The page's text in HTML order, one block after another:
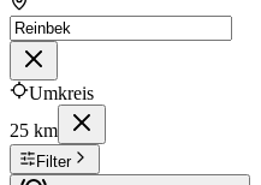
Umkreis
25 km
Filter